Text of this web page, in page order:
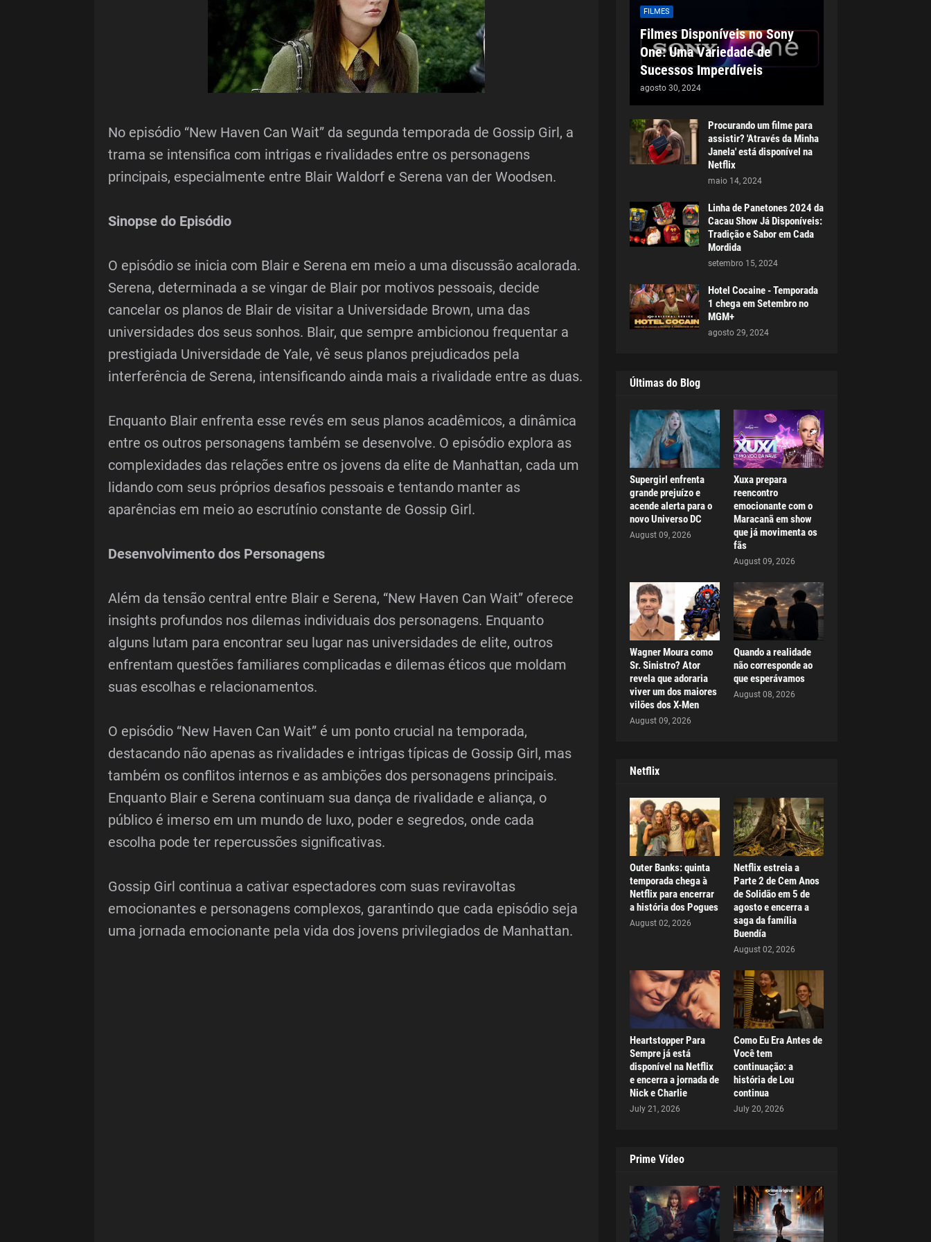
No episódio “New Haven Can Wait” da segunda temporada de Gossip Girl, a
trama se intensifica com intrigas e rivalidades entre os personagens
principais, especialmente entre Blair Waldorf e Serena van der Woodsen.
Sinopse do Episódio
O episódio se inicia com Blair e Serena em meio a uma discussão acalorada.
Serena, determinada a se vingar de Blair por motivos pessoais, decide
cancelar os planos de Blair de visitar a Universidade Brown, uma das
universidades dos seus sonhos. Blair, que sempre ambicionou frequentar a
prestigiada Universidade de Yale, vê seus planos prejudicados pela
interferência de Serena, intensificando ainda mais a rivalidade entre as duas.
Enquanto Blair enfrenta esse revés em seus planos acadêmicos, a dinâmica
entre os outros personagens também se desenvolve. O episódio explora as
complexidades das relações entre os jovens da elite de Manhattan, cada um
lidando com seus próprios desafios pessoais e tentando manter as
aparências em meio ao escrutínio constante de Gossip Girl.
Desenvolvimento dos Personagens
Além da tensão central entre Blair e Serena, “New Haven Can Wait” oferece
insights profundos nos dilemas individuais dos personagens. Enquanto
alguns lutam para encontrar seu lugar nas universidades de elite, outros
enfrentam questões familiares complicadas e dilemas éticos que moldam
suas escolhas e relacionamentos.
O episódio “New Haven Can Wait” é um ponto crucial na temporada,
destacando não apenas as rivalidades e intrigas típicas de Gossip Girl, mas
também os conflitos internos e as ambições dos personagens principais.
Enquanto Blair e Serena continuam sua dança de rivalidade e aliança, o
público é imerso em um mundo de luxo, poder e segredos, onde cada
escolha pode ter repercussões significativas.
Gossip Girl continua a cativar espectadores com suas reviravoltas
emocionantes e personagens complexos, garantindo que cada episódio seja
uma jornada emocionante pela vida dos jovens privilegiados de Manhattan.
FILMES
Filmes Disponíveis no Sony
One: Uma Variedade de
Sucessos Imperdíveis
agosto 30, 2024
Procurando um filme para
assistir? 'Através da Minha
Janela' está disponível na
Netflix
maio 14, 2024
Linha de Panetones 2024 da
Cacau Show Já Disponíveis:
Tradição e Sabor em Cada
Mordida
setembro 15, 2024
Hotel Cocaine - Temporada
1 chega em Setembro no
MGM+
agosto 29, 2024
Últimas do Blog
Supergirl enfrenta
grande prejuízo e
acende alerta para o
novo Universo DC
August 09, 2026
Xuxa prepara
reencontro
emocionante com o
Maracanã em show
que já movimenta os
fãs
August 09, 2026
Wagner Moura como
Sr. Sinistro? Ator
revela que adoraria
viver um dos maiores
vilões dos X-Men
August 09, 2026
Quando a realidade
não corresponde ao
que esperávamos
August 08, 2026
Netflix
Outer Banks: quinta
temporada chega à
Netflix para encerrar
a história dos Pogues
August 02, 2026
Netflix estreia a
Parte 2 de Cem Anos
de Solidão em 5 de
agosto e encerra a
saga da família
Buendía
August 02, 2026
Heartstopper Para
Sempre já está
disponível na Netflix
e encerra a jornada de
Nick e Charlie
July 21, 2026
Como Eu Era Antes de
Você tem
continuação: a
história de Lou
continua
July 20, 2026
Prime Vídeo